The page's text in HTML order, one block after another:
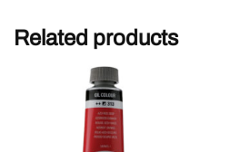
Related products